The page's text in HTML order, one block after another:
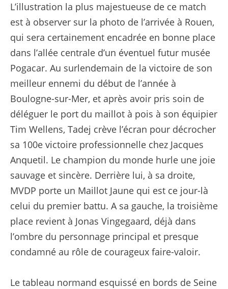
L’illustration la plus majestueuse de ce match
est à observer sur la photo de l’arrivée à Rouen,
qui sera certainement encadrée en bonne place
dans l’allée centrale d’un éventuel futur musée
Pogacar. Au surlendemain de la victoire de son
meilleur ennemi du début de l’année à
Boulogne-sur-Mer, et après avoir pris soin de
déléguer le port du maillot à pois à son équipier
Tim Wellens, Tadej crève l’écran pour décrocher
sa 100e victoire professionnelle chez Jacques
Anquetil. Le champion du monde hurle une joie
sauvage et sincère. Derrière lui, à sa droite,
MVDP porte un Maillot Jaune qui est ce jour-là
celui du premier battu. A sa gauche, la troisième
place revient à Jonas Vingegaard, déjà dans
l’ombre du personnage principal et presque
condamné au rôle de courageux faire-valoir.
Le tableau normand esquissé en bords de Seine